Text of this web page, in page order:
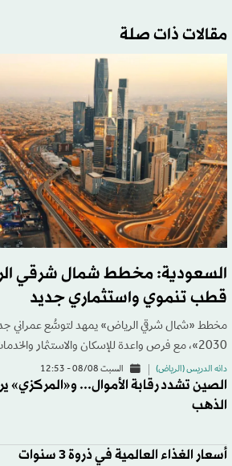
مقالات ذات صلة
السعودية: مخطط شمال شرقي
قطب تنموي واستثماري جديد
مخطط «شمال شرقي الرياض» يمهد لتوسُّع عمراني
2030»، مع فرص واعدة للإسكان والاستثمار والخدمات.
دانه الدريس (الرياض) السبت 08/08 - 12:53
الصين تشدد رقابة الأموال... و«المركزي»
الذهب
أسعار الغذاء العالمية في ذروة 3 سنوات